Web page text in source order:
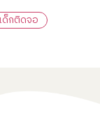
เด็กติดจอ